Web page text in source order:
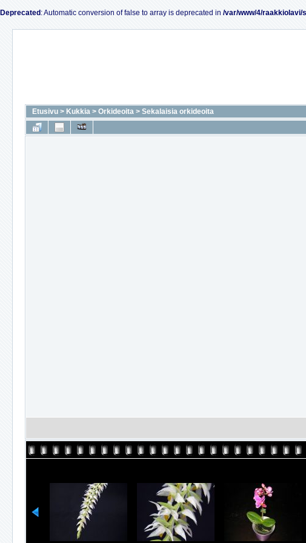
Deprecated : Automatic conversion of false to array is deprecated in /var/www/4/raakkiolavi/
Etusivu > Kukkia > Orkideoita > Sekalaisia orkideoita